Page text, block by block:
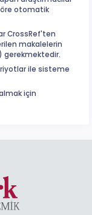
otomatik
CrossRef'ten
makalelerin
gerekmektedir.
ile sisteme
için